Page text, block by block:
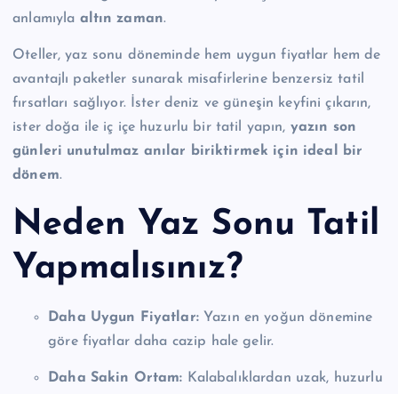
anlamıyla altın zaman.
Oteller, yaz sonu döneminde hem uygun fiyatlar hem de
avantajlı paketler sunarak misafirlerine benzersiz tatil
fırsatları sağlıyor. İster deniz ve güneşin keyfini çıkarın,
ister doğa ile iç içe huzurlu bir tatil yapın, yazın son
günleri unutulmaz anılar biriktirmek için ideal bir
dönem.
Neden Yaz Sonu Tatil
Yapmalısınız?
Daha Uygun Fiyatlar:Yazın en yoğun dönemine
göre fiyatlar daha cazip hale gelir.
Daha Sakin Ortam: Kalabalıklardan uzak, huzurlu